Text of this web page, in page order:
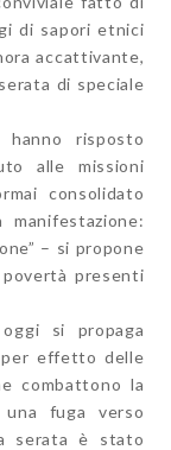
di sapori etnici
accattivante,
di speciale
risposto
alle missioni
consolidato
– si propone
presenti
si propaga
effetto delle
combattono la
fuga verso
serata è stato